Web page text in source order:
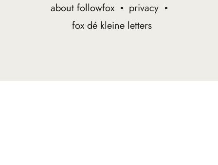
about followfox
privacy
fox dé kleine letters